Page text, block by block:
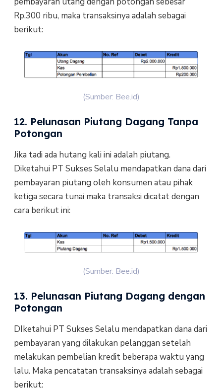
Rp.300 ribu, maka transaksinya adalah sebagai
berikut:
(Sumber: Bee.id)
12. Pelunasan Piutang Dagang Tanpa
Potongan
Jika tadi ada hutang kali ini adalah piutang.
Diketahui PT Sukses Selalu mendapatkan dana dari
pembayaran piutang oleh konsumen atau pihak
ketiga secara tunai maka transaksi dicatat dengan
cara berikut ini:
(Sumber: Bee.id)
13. Pelunasan Piutang Dagang dengan
Potongan
DIketahui PT Sukses Selalu mendapatkan dana dari
pembayaran yang dilakukan pelanggan setelah
melakukan pembelian kredit beberapa waktu yang
lalu. Maka pencatatan transaksinya adalah sebagai
berikut: